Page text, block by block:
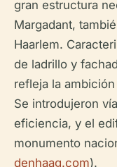
gran estructura
Margadant,
Haarlem.
de ladrillo y
refleja la
Se introdujeron
eficiencia, y el
monumento
denhaag.com).